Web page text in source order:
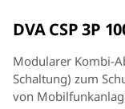
DVA CSP 3P
Modularer Kombi-
Schaltung) zum
von